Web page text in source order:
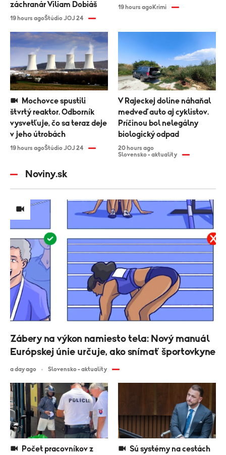
záchranár Viliam Dobiáš
19 hours agoŠtúdio JOJ 24
19 hours agoKrimi
štvrtý reaktor. Odborník
vysvetľuje, čo sa teraz deje
v jeho útrobách
19 hours agoŠtúdio JOJ 24
V Rajeckej doline náhaňal
medveď auto aj cyklistov.
Príčinou bol nelegálny
biologický odpad
20 hours ago
Slovensko - aktuality
Noviny.sk
Zábery na výkon namiesto tela: Nový manuál
Európskej únie určuje, ako snímať športovkyne
a day ago Slovensko - aktuality